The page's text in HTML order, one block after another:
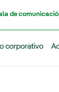
de
corporativo